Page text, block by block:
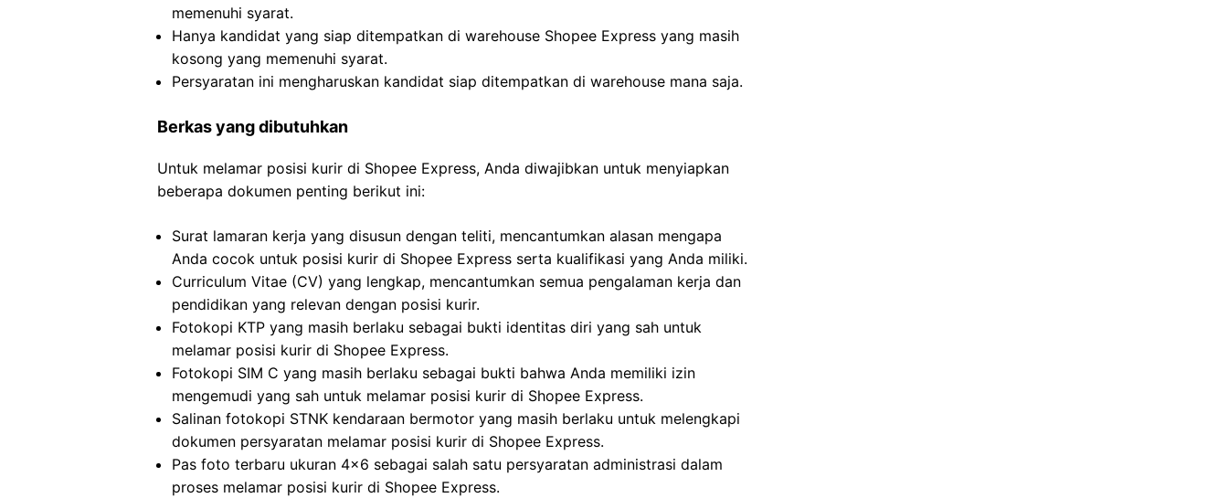
memenuhi syarat.
Hanya kandidat yang siap ditempatkan di warehouse Shopee Express yang masih
kosong yang memenuhi syarat.
Persyaratan ini mengharuskan kandidat siap ditempatkan di warehouse mana saja.
Berkas yang dibutuhkan
Untuk melamar posisi kurir di Shopee Express, Anda diwajibkan untuk menyiapkan
beberapa dokumen penting berikut ini:
Surat lamaran kerja yang disusun dengan teliti, mencantumkan alasan mengapa
Anda cocok untuk posisi kurir di Shopee Express serta kualifikasi yang Anda miliki.
Curriculum Vitae (CV) yang lengkap, mencantumkan semua pengalaman kerja dan
pendidikan yang relevan dengan posisi kurir.
Fotokopi KTP yang masih berlaku sebagai bukti identitas diri yang sah untuk
melamar posisi kurir di Shopee Express.
Fotokopi SIM C yang masih berlaku sebagai bukti bahwa Anda memiliki izin
mengemudi yang sah untuk melamar posisi kurir di Shopee Express.
Salinan fotokopi STNK kendaraan bermotor yang masih berlaku untuk melengkapi
dokumen persyaratan melamar posisi kurir di Shopee Express.
Pas foto terbaru ukuran 4×6 sebagai salah satu persyaratan administrasi dalam
proses melamar posisi kurir di Shopee Express.